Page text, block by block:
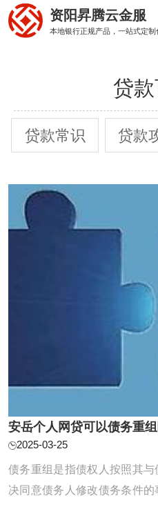
资阳昇腾云金服
本地银行正规产品，一站式定制
贷
贷款常识 贷款
安岳个人网贷可以债务重组
2025-03-25
债务重组是指债权人按照其
决同意债务人修改债务条件的